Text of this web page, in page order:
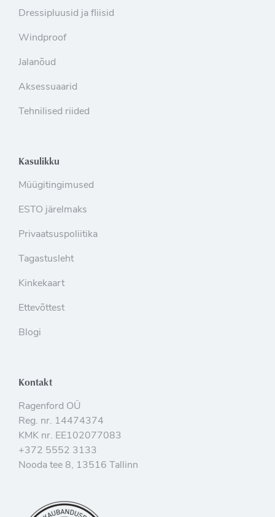
Dressipluusid ja fliisid
Windproof
Jalanõud
Aksessuaarid
Tehnilised riided
Kasulikku
Müügitingimused
ESTO järelmaks
Privaatsuspoliitika
Tagastusleht
Kinkekaart
Ettevõttest
Blogi
Kontakt
Ragenford OÜ
Reg. nr. 14474374
KMK nr. EE102077083
+372 5552 3133
Nooda tee 8, 13516 Tallinn